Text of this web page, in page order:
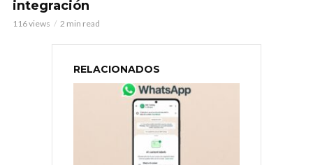
integración
116 views 2 min read
RELACIONADOS